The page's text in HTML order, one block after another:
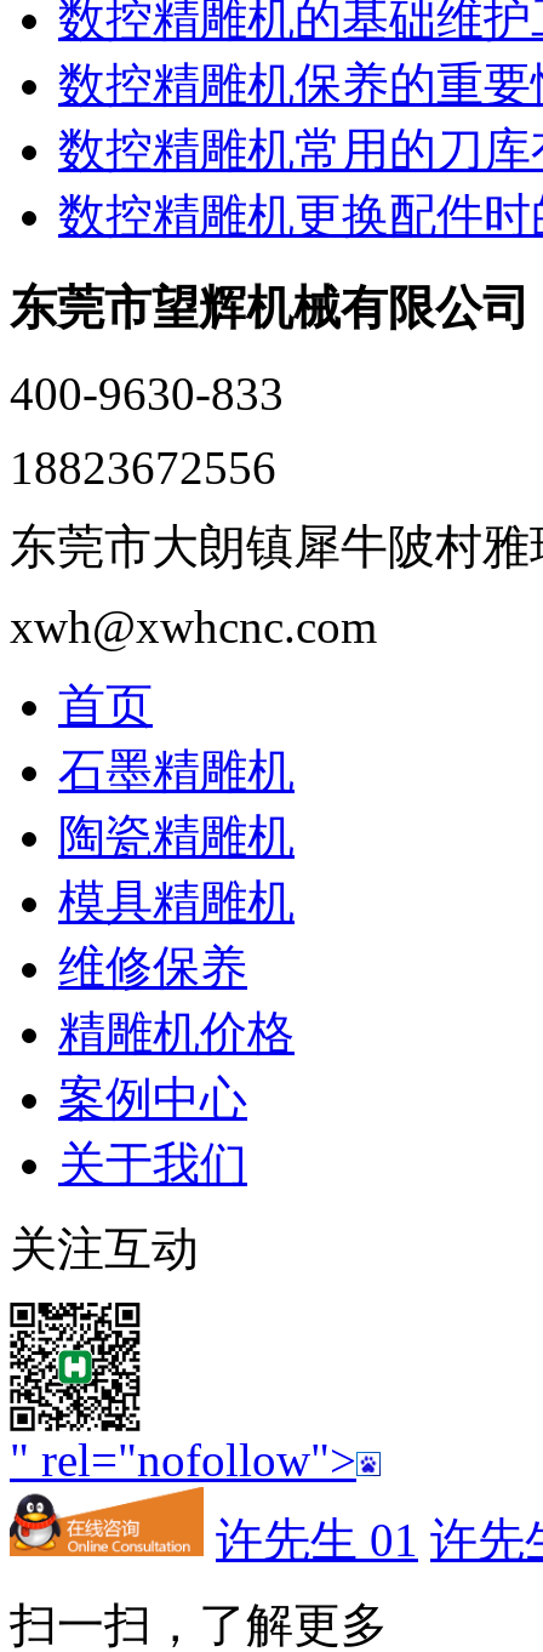
数控精雕机的基础维
数控精雕机保养的重要
数控精雕机常用的刀
数控精雕机更换配件
东莞市望辉机械有限公司
400-9630-833
18823672556
东莞市大朗镇犀牛陂村雅
xwh@xwhcnc.com
首页
石墨精雕机
陶瓷精雕机
模具精雕机
维修保养
精雕机价格
案例中心
关于我们
关注互动
" rel="nofollow">
许先生 01 许先
扫一扫，了解更多